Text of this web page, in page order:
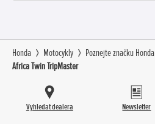
Honda Motocykly Poznejte značku Honda
Africa Twin TripMaster
Vyhledat dealera Newsletter